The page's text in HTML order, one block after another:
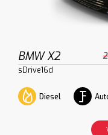
BMW X2
sDrive16d
Diesel